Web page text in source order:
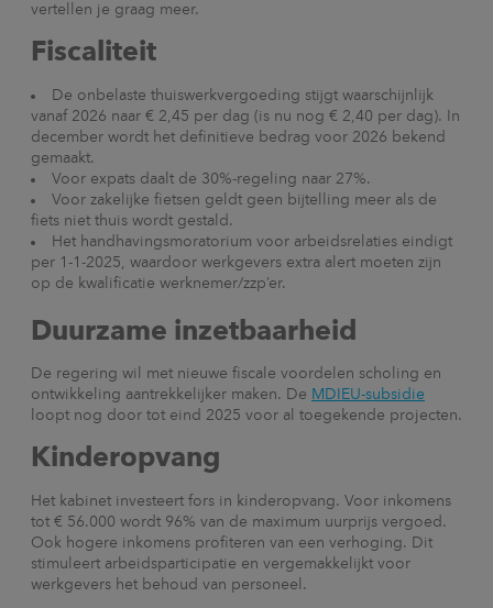
vertellen je graag meer.
Fiscaliteit
De onbelaste thuiswerkvergoeding stijgt waarschijnlijk
vanaf 2026 naar € 2,45 per dag (is nu nog € 2,40 per dag). In
december wordt het definitieve bedrag voor 2026 bekend
gemaakt.
Voor expats daalt de 30%-regeling naar 27%.
Voor zakelijke fietsen geldt geen bijtelling meer als de
fiets niet thuis wordt gestald.
Het handhavingsmoratorium voor arbeidsrelaties eindigt
per 1-1-2025, waardoor werkgevers extra alert moeten zijn
op de kwalificatie werknemer/zzp’er.
Duurzame inzetbaarheid
De regering wil met nieuwe fiscale voordelen scholing en
ontwikkeling aantrekkelijker maken. De MDIEU-subsidie
loopt nog door tot eind 2025 voor al toegekende projecten.
Kinderopvang
Het kabinet investeert fors in kinderopvang. Voor inkomens
tot € 56.000 wordt 96% van de maximum uurprijs vergoed.
Ook hogere inkomens profiteren van een verhoging. Dit
stimuleert arbeidsparticipatie en vergemakkelijkt voor
werkgevers het behoud van personeel.